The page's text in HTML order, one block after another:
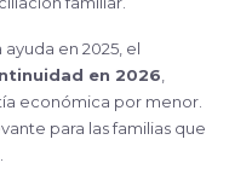
en 2025, el
en 2026,
económica por menor.
para las familias que